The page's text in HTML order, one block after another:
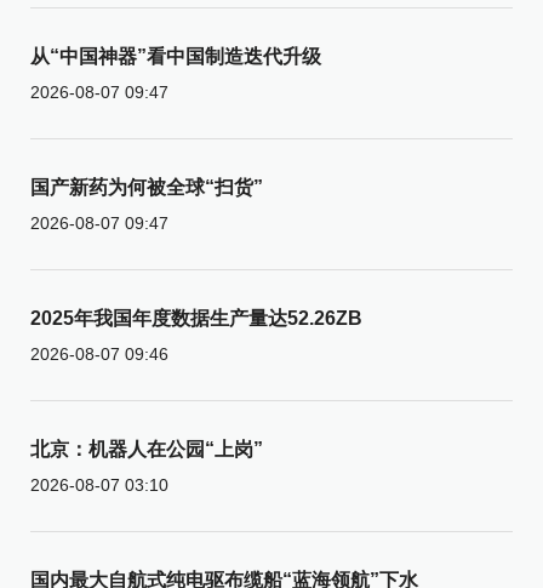
从“中国神器”看中国制造迭代升级
2026-08-07 09:47
国产新药为何被全球“扫货”
2026-08-07 09:47
2025年我国年度数据生产量达52.26ZB
2026-08-07 09:46
北京：机器人在公园“上岗”
2026-08-07 03:10
国内最大自航式纯电驱布缆船“蓝海领航”下水